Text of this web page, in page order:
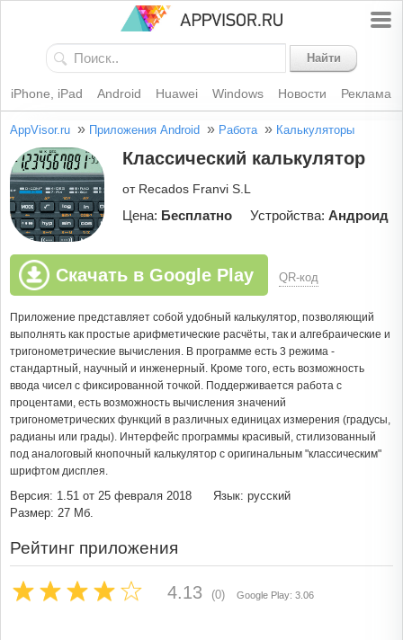
Найти
iPhone, iPad Android Huawei Windows Новости Реклама
AppVisor.ru » Приложения Android » Работа » Калькуляторы
Классический калькулятор
от Recados Franvi S.L
Цена: Бесплатно Устройства: Андроид
Скачать в Google Play QR-код
Приложение представляет собой удобный калькулятор, позволяющий
выполнять как простые арифметические расчёты, так и алгебраические и
тригонометрические вычисления. В программе есть 3 режима -
стандартный, научный и инженерный. Кроме того, есть возможность
ввода чисел с фиксированной точкой. Поддерживается работа с
процентами, есть возможность вычисления значений
тригонометрических функций в различных единицах измерения (градусы,
радианы или грады). Интерфейс программы красивый, стилизованный
под аналоговый кнопочный калькулятор с оригинальным "классическим"
шрифтом дисплея.
Версия: 1.51 от 25 февраля 2018
Язык: русский
Размер: 27 Мб.
Рейтинг приложения
4.13 (0) Google Play: 3.06